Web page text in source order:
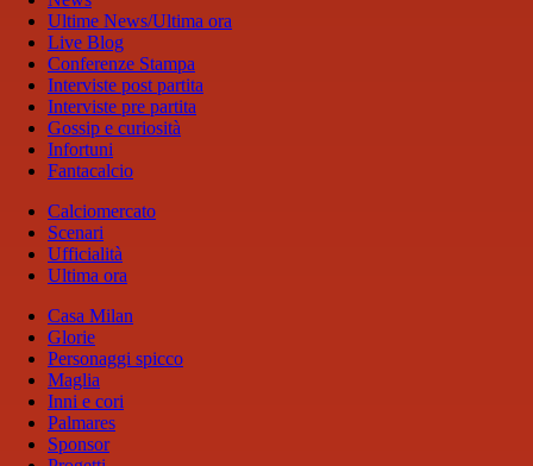
Ultime News/Ultima ora
Live Blog
Conferenze Stampa
Interviste post partita
Interviste pre partita
Gossip e curiosità
Infortuni
Fantacalcio
Calciomercato
Scenari
Ufficialità
Ultima ora
Casa Milan
Glorie
Personaggi spicco
Maglia
Inni e cori
Palmares
Sponsor